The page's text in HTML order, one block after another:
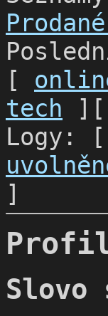
[
tech ][
Logy: [
]
Slovo